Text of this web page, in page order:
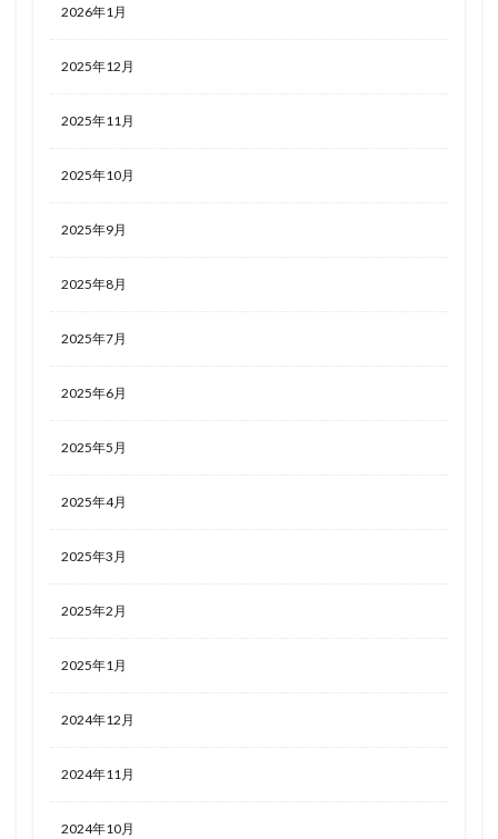
2026年1月
2025年12月
2025年11月
2025年10月
2025年9月
2025年8月
2025年7月
2025年6月
2025年5月
2025年4月
2025年3月
2025年2月
2025年1月
2024年12月
2024年11月
2024年10月